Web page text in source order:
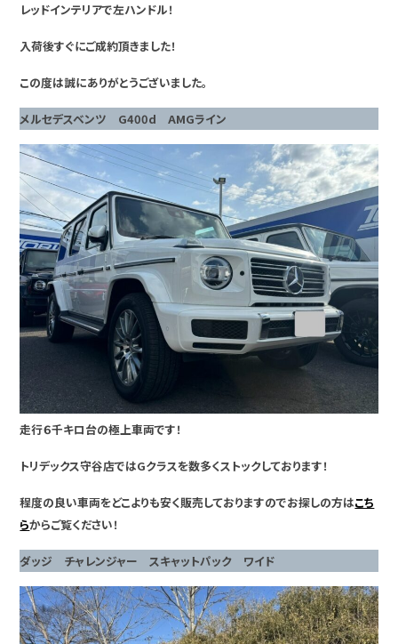
レッドインテリアで左ハンドル！
入荷後すぐにご成約頂きました！
この度は誠にありがとうございました。
メルセデスベンツ G400d AMGライン
走行６千キロ台の極上車両です！
トリデックス守谷店ではGクラスを数多くストックしております！
程度の良い車両をどこよりも安く販売しておりますのでお探しの方はこち
らからご覧ください！
ダッジ チャレンジャー スキャットパック ワイド